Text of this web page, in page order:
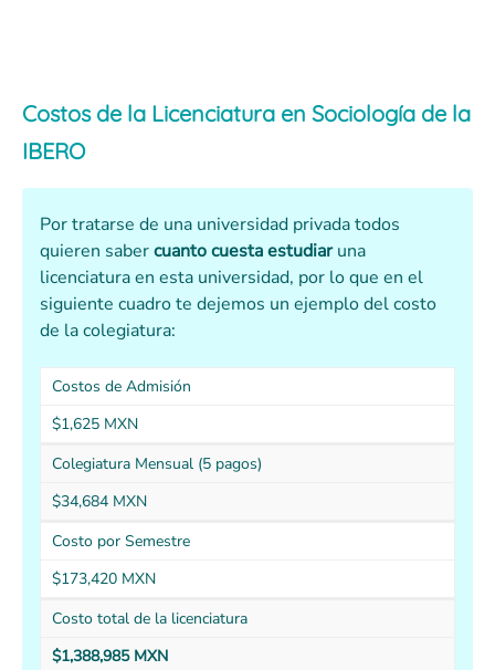
Costos de la Licenciatura en Sociología de la
IBERO
Por tratarse de una universidad privada todos
quieren sabercuanto cuestaestudiaruna
licenciatura en esta universidad, por lo que en el
siguiente cuadro te dejemos un ejemplo del costo
de la colegiatura:
Costos de Admisión
$1,625 MXN
Colegiatura Mensual (5 pagos)
$34,684 MXN
Costo por Semestre
$173,420 MXN
Costo total de la licenciatura
$1,388,985 MXN